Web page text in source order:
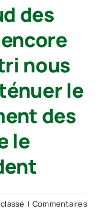
des
nous
le
des
le
| Commentaires